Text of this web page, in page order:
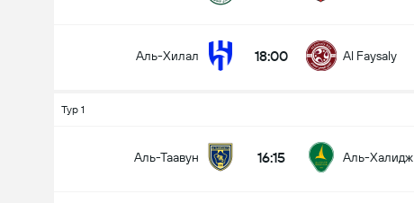
Аль-Хилал 18:00 Al Faysaly
Тур 1
Аль-Таавун 16:15 Аль-Халидж